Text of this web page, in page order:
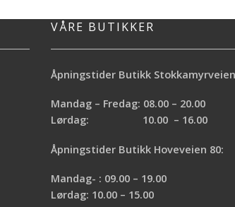
VÅRE BUTIKKER
Åpningstider Butikk
Mandag – Fredag: 08.00 – 20.00
Lørdag: 10.00 – 16.00
Åpningstider Butikk Hoveveien 80:
Mandag- : 09.00 – 19.00
Lørdag: 10.00 – 15.00